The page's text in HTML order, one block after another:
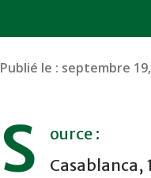
Publié le : septembre
S
ource :
Casablanca,